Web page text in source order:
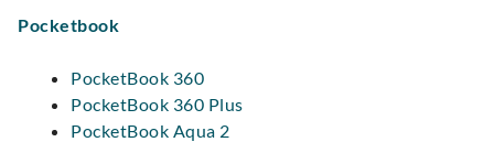
Pocketbook
PocketBook 360
PocketBook 360 Plus
PocketBook Aqua 2